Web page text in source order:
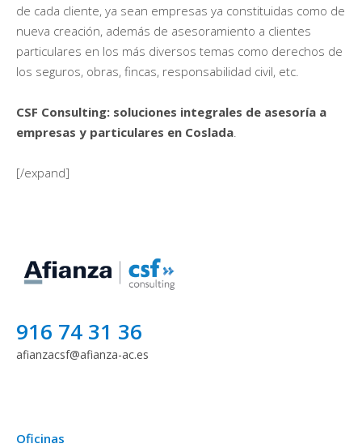
de cada cliente, ya sean empresas ya constituidas como de
nueva creación, además de asesoramiento a clientes
particulares en los más diversos temas como derechos de
los seguros, obras, fincas, responsabilidad civil, etc.
CSF Consulting: soluciones integrales de asesoría a
empresas y particulares en Coslada.
[/expand]
916 74 31 36
afianzacsf@afianza-ac.es
Oficinas